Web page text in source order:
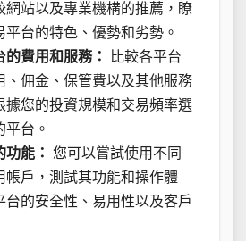
網站以及專業機構的推薦，瞭
平台的特色、優勢和劣勢。
的費用和服務：
比較各平台
、佣金、保管費以及其他服務
據您的投資規模和交易頻率選
平台。
能： 您可以嘗試使用不同
帳戶，測試其功能和操作體
台的安全性、易用性以及客戶